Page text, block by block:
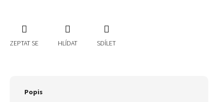
ZEPTAT SE HLÍDAT SDÍLET
Popis